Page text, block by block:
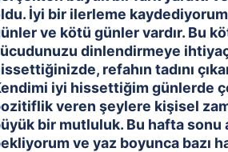
İyi bir ilerleme
ve kötü günler vardır. Bu
dinlendirmeye
refahın tadını
iyi hissettiğim günlerde
veren şeylere kişisel
bir mutluluk. Bu hafta sonu
ve yaz boyunca bazı